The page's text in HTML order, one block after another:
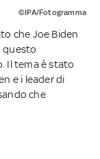
©IPA/Fotogramma
che Joe Biden
questo
Il tema è stato
e i leader di
che